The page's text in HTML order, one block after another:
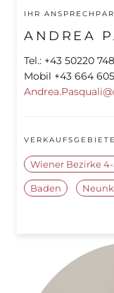
IHR
ANDREA
Tel.: +43 50220
Mobil +43 664
VERKAUFSGEBIETE
Wiener Bezirke 4-
Baden